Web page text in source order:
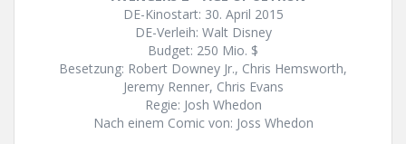
DE-Kinostart: 30. April 2015
DE-Verleih: Walt Disney
Budget: 250 Mio. $
Besetzung: Robert Downey Jr., Chris Hemsworth,
Jeremy Renner, Chris Evans
Regie: Josh Whedon
Nach einem Comic von: Joss Whedon